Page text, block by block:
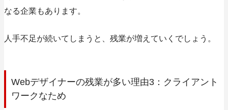
なる企業もあります。
人手不足が続いてしまうと、残業が増えていくでしょう。
Webデザイナーの残業が多い理由3：クライアント
ワークなため